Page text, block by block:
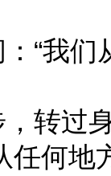
“我们
转过
任何